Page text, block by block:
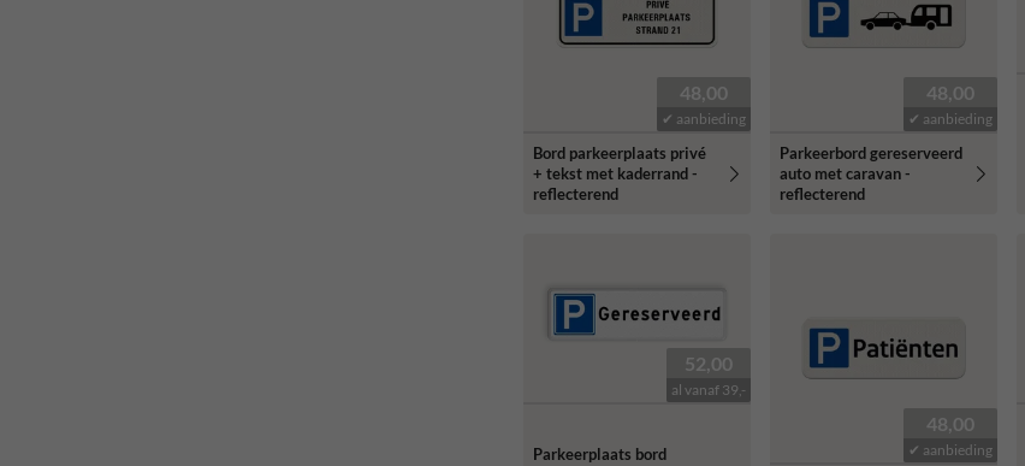
48,00
✔ aanbieding
Bord parkeerplaats privé
+ tekst met kaderrand -
reflecterend
48,00
✔ aanbieding
Parkeerbord gereserveerd
auto met caravan -
reflecterend
52,00
al vanaf 39,-
Parkeerplaats bord
48,00
✔ aanbieding